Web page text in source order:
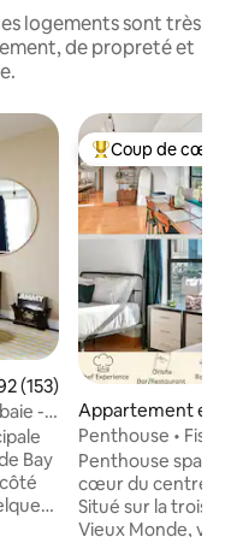
logements sont très
de propreté et
moyenne sur la
(153)
-
Bay
Coups de cœur
Coup de cœur
Appartement en
⋅ Milwaukee
Penthouse •
grandes vues sur
Penthouse
cœur du centre-
Situé sur la
Vieux Monde,